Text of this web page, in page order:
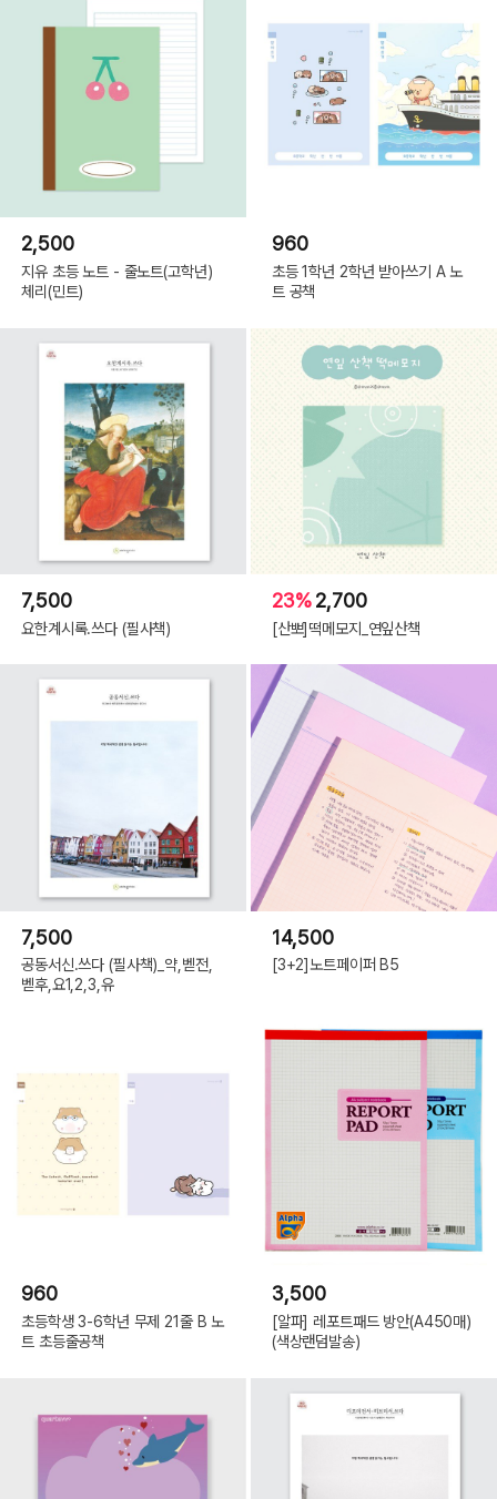
2,500
지유 초등 노트 - 줄노트(고학년)
체리(민트)
960
초등 1학년 2학년 받아쓰기 A 노
트 공책
7,500
요한계시록.쓰다 (필사책)
23%2,700
[산뽀]떡메모지_연잎산책
7,500
공동서신.쓰다 (필사책)_약,벧전,
벧후,요1,2,3,유
14,500
[3+2]노트페이퍼 B5
960
초등학생 3-6학년 무제 21줄 B 노
트 초등줄공책
3,500
[알파] 레포트패드 방안(A450매)
(색상랜덤발송)